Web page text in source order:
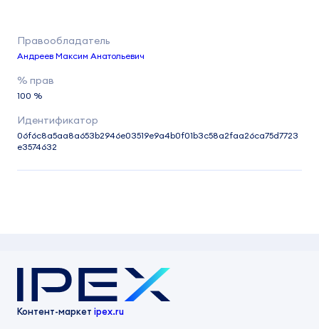
Андреев Максим Анатольевич
100 %
06f6c8a5aa8a653b2946e03519e9a4b0f01b3c58a2faa26ca75d7723
e3574632
Контент-маркет ipex.ru